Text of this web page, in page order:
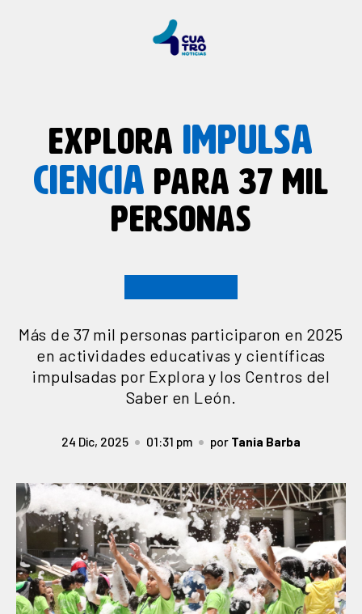
EXPLORA IMPULSA
CIENCIA PARA 37 MIL
PERSONAS
Más de 37 mil personas participaron en 2025
en actividades educativas y científicas
impulsadas por Explora y los Centros del
Saber en León.
24 Dic, 2025 01:31 pm por Tania Barba